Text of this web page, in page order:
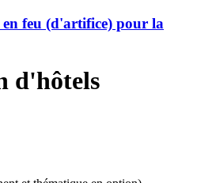
feu (d'artifice) pour la
d'hôtels